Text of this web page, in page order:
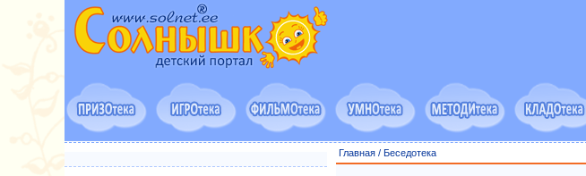
Главная/ Беседотека